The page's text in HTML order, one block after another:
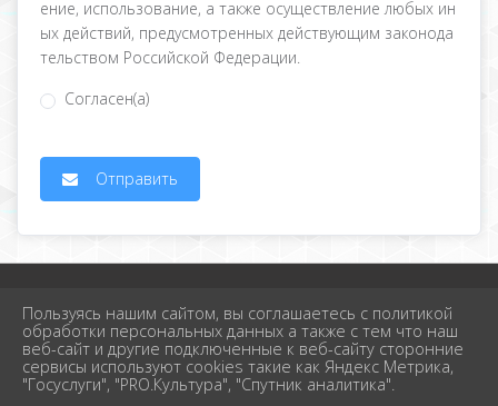
ение, использование, а также осуществление любых ин
ых действий, предусмотренных действующим законода
тельством Российской Федерации.
Согласен(а)
Отправить
Вход
Карта сайта
Политика обработки персональных данных
Сделано на KubCMS
Пользуясь нашим сайтом, вы соглашаетесь с политикой
обработки персональных данных а также с тем что наш
веб-сайт и другие подключенные к веб-сайту сторонние
сервисы используют cookies такие как Яндекс Метрика,
"Госуслуги", "PRO.Культура", "Спутник аналитика".